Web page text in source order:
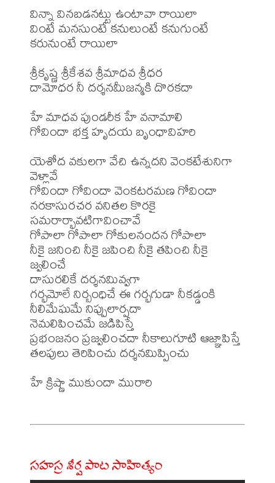
విన్నా వినబడనట్టు ఉంటావా రాయిలా
వింటే మనసుంటే కనులుంటే కనుగుంటే
కరునుంటే రాయిలా
శ్రీకృష్ణ శ్రీకేశవ శ్రీమాధవ శ్రీధర
దామోధర నీ దర్శనమీజన్మకి దొరకదా
హే మాధవ పుండరీక హే వనామాలి
గోవిందా భక్త హృదయ బృంధావిహరి
యెశోద వకులగా వేచి ఉన్నదని వెంకటేశునిగా
వెళ్లావే
గోవిందా గోవిందా వెంకటరమణ గోవిందా
నరకాసురచర వనితల కొరకై
సమరార్భావటిగావించావే
గోపాలా గోపాలా గోకులనందన గోపాలా
నీకై జనించి నీకై జపించి నీకై తపించి నీకై
జ్వలించే
దాసురలికే దర్శనమివ్వగా
గర్భమోలే నిర్బంధిచే ఈ గర్భగుడా నీకడ్డంకి
నీలిమేఘమే నిప్పులార్పదా
నెమలిపించమే జడిపిస్తే
ప్రభంజనం ప్రజ్వలించదా నీకాలుగూటి ఆజ్ఞాపిస్తే
తలపులు తెరిపించు దర్శనమిప్పించు
హే క్రిష్ణా ముకుందా మురారి
సహస్ర శీర్ష పాట సాహిత్యం